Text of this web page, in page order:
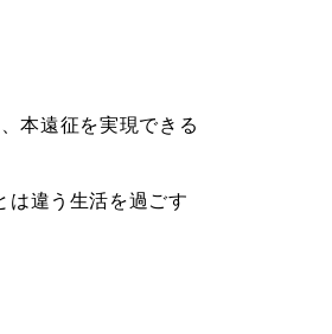
本遠征を実現できる
は違う生活を過ごす